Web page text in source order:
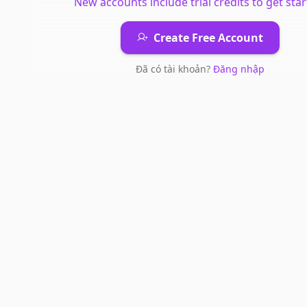
Create Free Account
Đã có tài khoản? Đăng nhập